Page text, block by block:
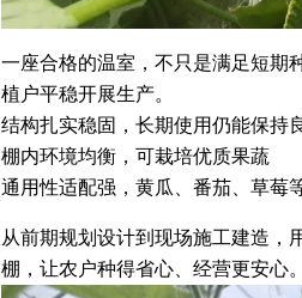
一座合格的温室，不只是满足短期
植户平稳开展生产。
结构扎实稳固，长期使用仍能保持
棚内环境均衡，可栽培优质果蔬
通用性适配强，黄瓜、番茄、草莓
从前期规划设计到现场施工建造，
棚，让农户种得省心、经营更安心。